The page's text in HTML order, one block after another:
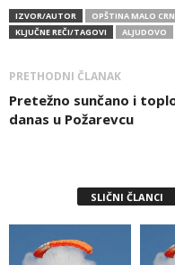
IZVOR/AUTOR
OPŠTINA MALO
KLJUČNE REČI/TAGOVI
ALJUDOVO
PRETHODNI ČLANAK
Pretežno sunčano i
danas u Požarevcu
SLIČNI ČLANCI